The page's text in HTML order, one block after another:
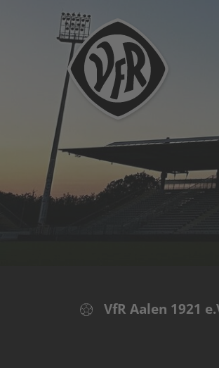
VfR Aalen 1921